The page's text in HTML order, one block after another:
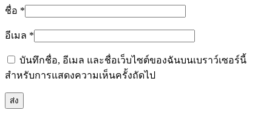
ชื่อ *
อีเมล *
บันทึกชื่อ, อีเมล และชื่อเว็บไซต์ของฉันบนเบราว์เซอร์นี้
สำหรับการแสดงความเห็นครั้งถัดไป